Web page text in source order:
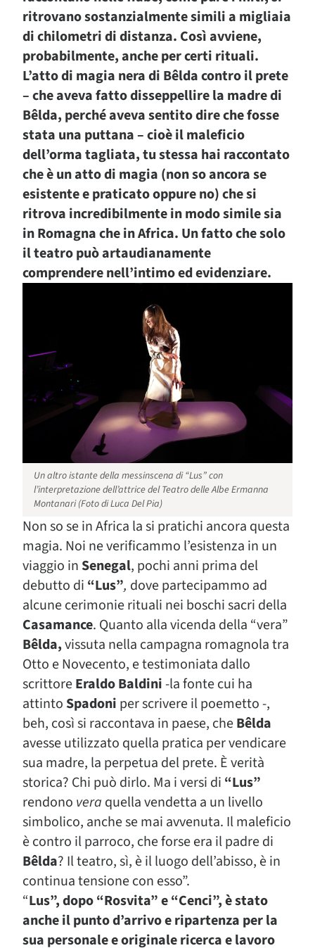
ritrovano sostanzialmente simili a migliaia
di chilometri di distanza. Così avviene,
probabilmente, anche per certi rituali.
L’atto di magia nera di Bêlda contro il prete
– che aveva fatto disseppellire la madre di
Bêlda, perché aveva sentito dire che fosse
stata una puttana – cioè il maleficio
dell’orma tagliata, tu stessa hai raccontato
che è un atto di magia (non so ancora se
esistente e praticato oppure no) che si
ritrova incredibilmente in modo simile sia
in Romagna che in Africa. Un fatto che solo
il teatro può artaudianamente
comprendere nell’intimo ed evidenziare.
Un altro istante della messinscena di “Lus” con
l’interpretazione dell’attrice del Teatro delle Albe Ermanna
Montanari (Foto di Luca Del Pia)
Non so se in Africa la si pratichi ancora questa
magia. Noi ne verificammo l’esistenza in un
viaggio in Senegal, pochi anni prima del
debutto di “Lus”, dovepartecipammo ad
alcune cerimonie rituali nei boschi sacri della
Casamance. Quanto alla vicenda della “vera”
Bêlda,vissuta nella campagna romagnola tra
Otto e Novecento, e testimoniata dallo
scrittoreEraldo Baldini-la fonte cui ha
attinto Spadoni per scrivere il poemetto -,
beh, così si raccontava in paese, cheBêlda
avesse utilizzato quella pratica per vendicare
sua madre, la perpetua del prete. È verità
storica? Chi può dirlo. Ma i versi di “Lus”
rendono vera quella vendetta a un livello
simbolico, anche se mai avvenuta. Il maleficio
è contro il parroco, che forse era il padre di
Bêlda? Il teatro, sì, è il luogo dell’abisso, è in
continua tensione con esso”.
“Lus”, dopo“Rosvita” e “Cenci”, è stato
anche il punto d’arrivo e ripartenza per la
sua personale e originale ricerca e lavoro